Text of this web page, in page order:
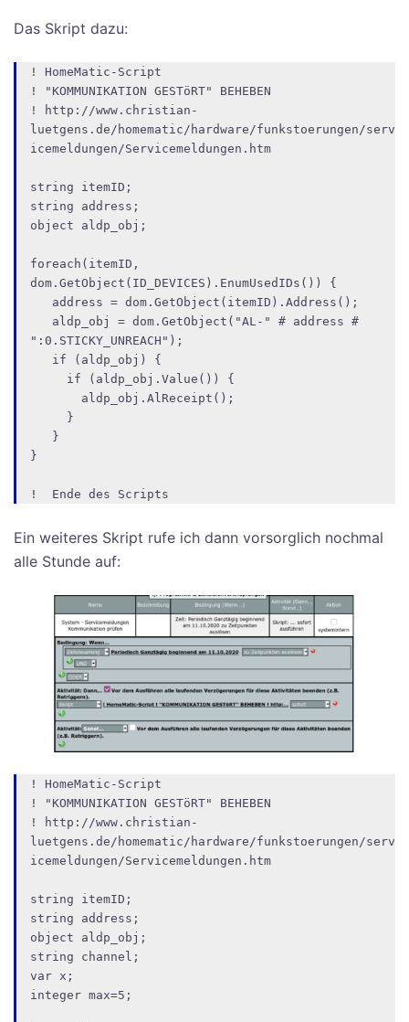
Das Skript dazu:
! HomeMatic-Script
! "KOMMUNIKATION GESTöRT" BEHEBEN
! http://www.christian-
luetgens.de/homematic/hardware/funkstoerungen/serv
icemeldungen/Servicemeldungen.htm
string itemID;
string address;
object aldp_obj;
foreach(itemID,
dom.GetObject(ID_DEVICES).EnumUsedIDs()) {
":0.STICKY_UNREACH");
}
!  Ende des Scripts
Ein weiteres Skript rufe ich dann vorsorglich nochmal
alle Stunde auf:
! HomeMatic-Script
! "KOMMUNIKATION GESTöRT" BEHEBEN
! http://www.christian-
luetgens.de/homematic/hardware/funkstoerungen/serv
icemeldungen/Servicemeldungen.htm
string itemID;
string address;
object aldp_obj;
string channel;
var x;
integer max=5;